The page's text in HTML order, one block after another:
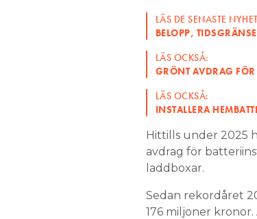
LÄS DE SENASTE
BELOPP,
LÄS OCKSÅ:
GRÖNT AVDRAG FÖR
LÄS OCKSÅ:
INSTALLERA
Hittills under 2025
avdrag för
laddboxar.
Sedan rekordåret
176 miljoner